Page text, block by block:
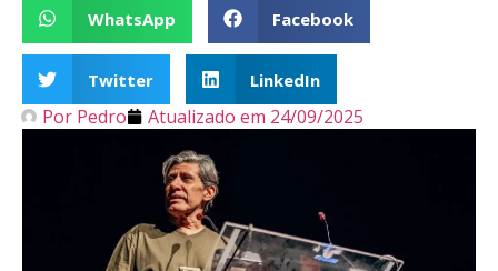
WhatsApp Facebook
Twitter LinkedIn
Por Pedro Atualizado em 24/09/2025